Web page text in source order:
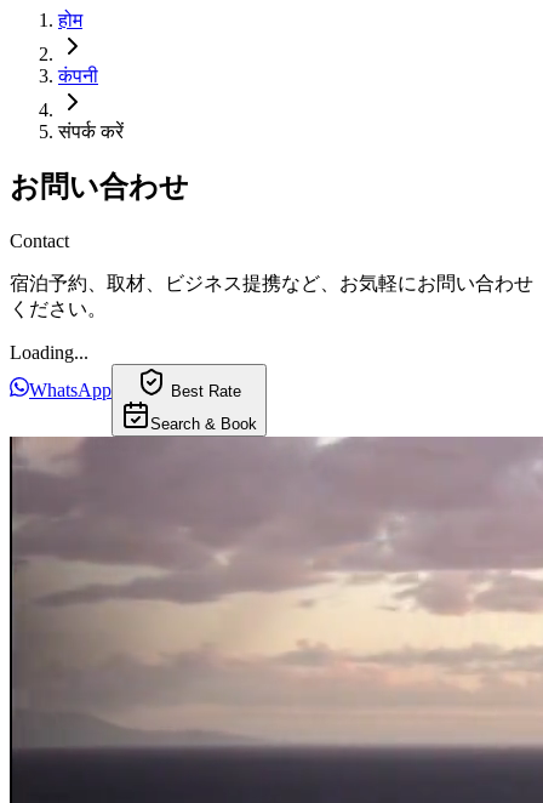
होम
कंपनी
संपर्क करें
お問い合わせ
Contact
宿泊予約、取材、ビジネス提携など、お気軽にお問い合わせ
ください。
Loading...
WhatsApp
Best Rate
Search & Book